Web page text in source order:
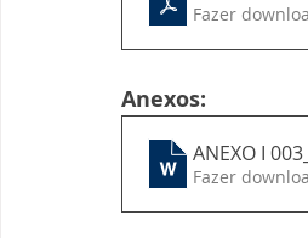
Fazer
Anexos:
ANEXO I
Fazer